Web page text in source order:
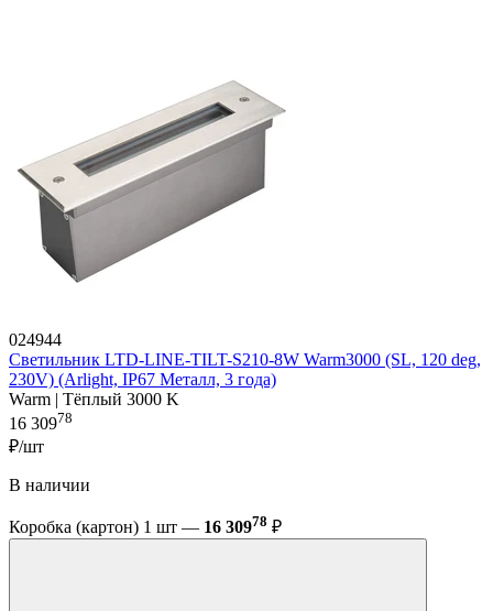
024944
Светильник LTD-LINE-TILT-S210-8W Warm3000 (SL, 120 deg,
230V) (Arlight, IP67 Металл, 3 года)
Warm | Тёплый 3000 K
16 30978
₽/шт
В наличии
Коробка (картон) 1 шт — 16 30978 ₽